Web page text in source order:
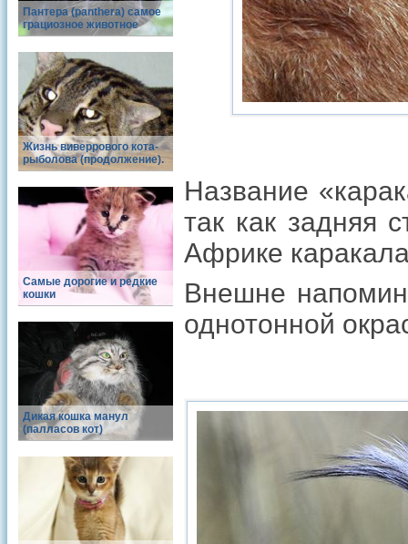
Пантера (panthera) самое
грациозное животное
Жизнь виверрового кота-
рыболова (продолжение).
Самые дорогие и редкие
кошки
Дикая кошка манул
(палласов кот)
Название
так как задняя
Африке
Внешне
однотонной